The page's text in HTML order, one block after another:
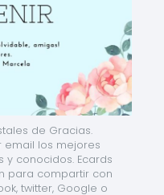
de Gracias.
email los mejores
y conocidos. Ecards
para compartir con
twitter, Google o